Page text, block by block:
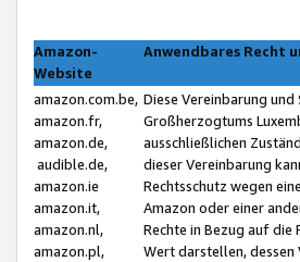
Amazon-
Website
Anwendbares Recht
amazon.com.be,
amazon.fr,
amazon.de,
audible.de,
amazon.ie
amazon.it,
amazon.nl,
amazon.pl,
Diese Vereinbarung
Großherzogtums
ausschließlichen
dieser Vereinbarung
Rechtsschutz wegen
Amazon oder einer
Rechte in Bezug auf
Wert darstellen, dessen